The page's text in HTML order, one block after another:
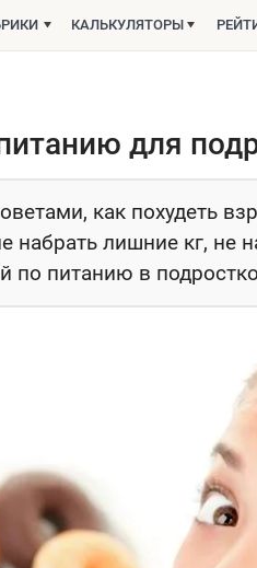
КАЛЬКУЛЯТОРЫ
для
как похудеть
набрать лишние кг, не
по питанию в